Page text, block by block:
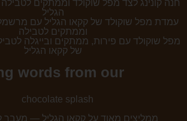
words from our
ממליצים מאוד על קקאו הגליל — מעבר